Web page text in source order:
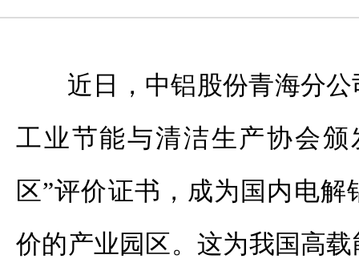
近日，中铝股份青海分
工业节能与清洁生产协会
区”评价证书，成为国内电
价的产业园区。这为我国高